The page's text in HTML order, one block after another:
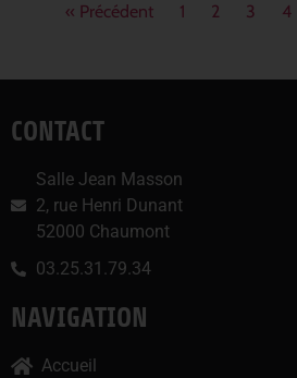
« Précédent 1 2 3 4
CONTACT
Salle Jean Masson
2, rue Henri Dunant
52000 Chaumont
03.25.31.79.34
NAVIGATION
Accueil